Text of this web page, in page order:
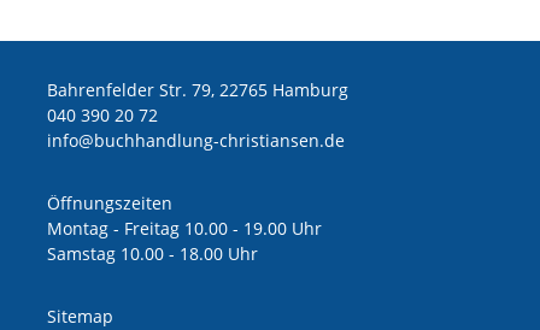
Bahrenfelder Str. 79, 22765 Hamburg
040 390 20 72
ed.nesnaitsirhc-gnuldnahhcub@ofni
Öffnungszeiten
Montag - Freitag 10.00 - 19.00 Uhr
Samstag 10.00 - 18.00 Uhr
Sitemap